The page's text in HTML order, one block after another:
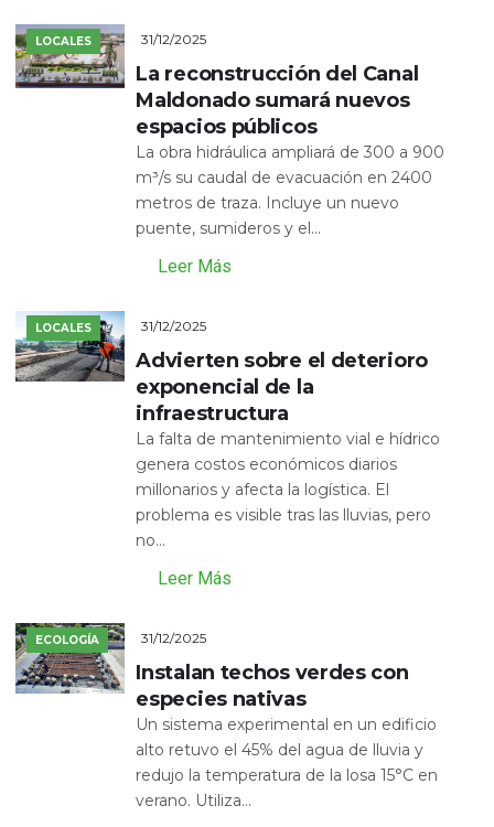
LOCALES 31/12/2025
La reconstrucción del Canal
Maldonado sumará nuevos
espacios públicos
La obra hidráulica ampliará de 300 a 900
m³/s su caudal de evacuación en 2400
metros de traza. Incluye un nuevo
puente, sumideros y el...
Leer Más
LOCALES 31/12/2025
Advierten sobre el deterioro
exponencial de la
infraestructura
La falta de mantenimiento vial e hídrico
genera costos económicos diarios
millonarios y afecta la logística. El
problema es visible tras las lluvias, pero
no...
Leer Más
ECOLOGÍA 31/12/2025
Instalan techos verdes con
especies nativas
Un sistema experimental en un edificio
alto retuvo el 45% del agua de lluvia y
redujo la temperatura de la losa 15°C en
verano. Utiliza...